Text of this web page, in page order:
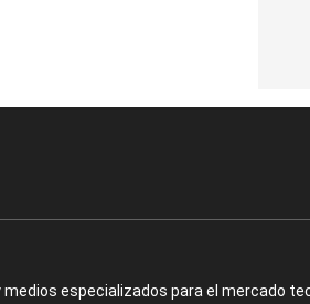
especializados para el mercado